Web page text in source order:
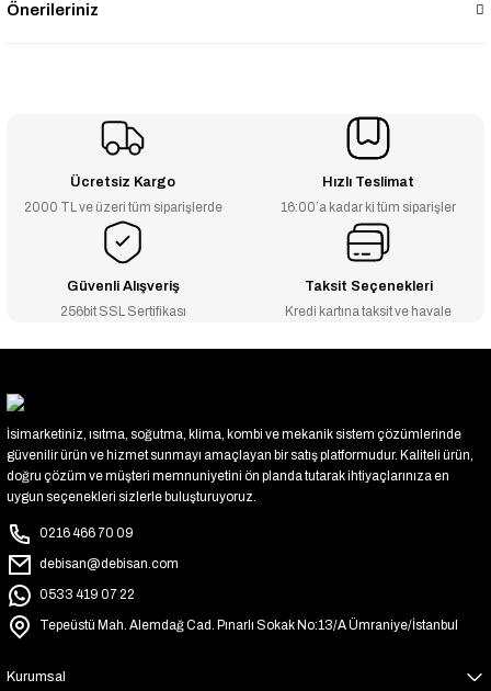
Önerileriniz
Ücretsiz Kargo
2000 TL ve üzeri tüm siparişlerde
Hızlı Teslimat
16:00’a kadar ki tüm siparişler
Güvenli Alışveriş
256bit SSL Sertifikası
Taksit Seçenekleri
Kredi kartına taksit ve havale
İsimarketiniz, ısıtma, soğutma, klima, kombi ve mekanik sistem çözümlerinde
güvenilir ürün ve hizmet sunmayı amaçlayan bir satış platformudur. Kaliteli ürün,
doğru çözüm ve müşteri memnuniyetini ön planda tutarak ihtiyaçlarınıza en
uygun seçenekleri sizlerle buluşturuyoruz.
0216 466 70 09
debisan@debisan.com
0533 419 07 22
Tepeüstü Mah. Alemdağ Cad. Pınarlı Sokak No:13/A Ümraniye/İstanbul
Kurumsal